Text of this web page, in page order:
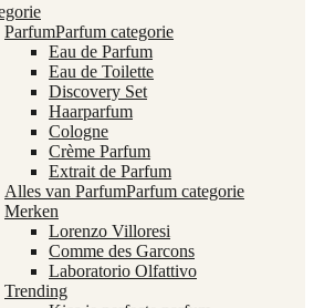
ParfumParfum categorie
Eau de Parfum
Eau de Toilette
Discovery Set
Haarparfum
Cologne
Crème Parfum
Extrait de Parfum
Alles van ParfumParfum categorie
Merken
Lorenzo Villoresi
Comme des Garcons
Laboratorio Olfattivo
Trending